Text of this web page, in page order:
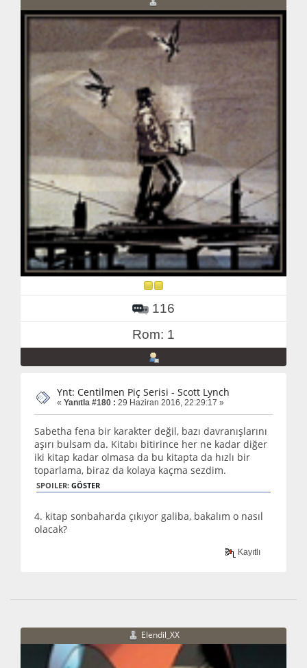
116
Rom: 1
Ynt: Centilmen Piç Serisi - Scott Lynch
« Yanıtla #180 : 29 Haziran 2016, 22:29:17 »
Sabetha fena bir karakter değil, bazı davranışlarını
aşırı bulsam da. Kitabı bitirince her ne kadar diğer
iki kitap kadar olmasa da bu kitapta da hızlı bir
toparlama, biraz da kolaya kaçma sezdim.
SPOILER: GÖSTER
4. kitap sonbaharda çıkıyor galiba, bakalım o nasıl
olacak?
Kayıtlı
Elendil_XX